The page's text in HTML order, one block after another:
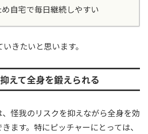
自宅で毎日継続しやすい
きたいと思います。
えて全身を鍛えられる
怪我のリスクを抑えながら全身を効
ます。特にピッチャーにとっては、